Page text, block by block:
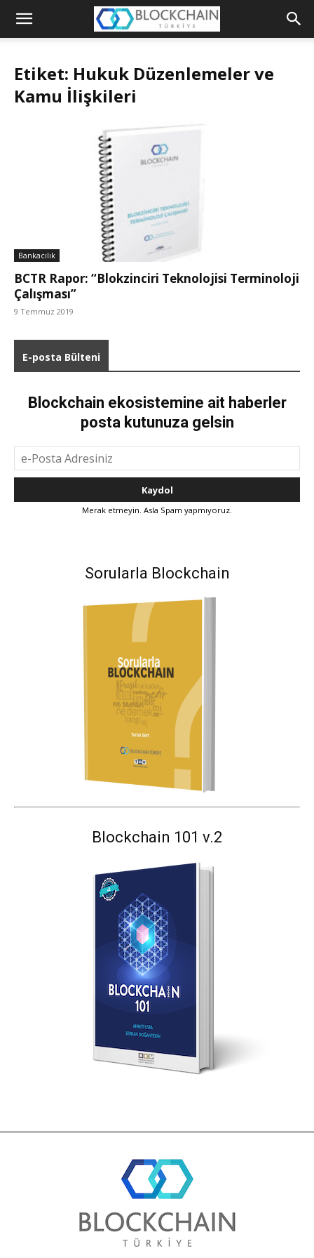
Blockchain
Etiket: Hukuk Düzenlemeler ve
Kamu İlişkileri
Bankacılık
BCTR Rapor: “Blokzinciri Teknolojisi Terminoloji
Çalışması”
9 Temmuz 2019
E-posta Bülteni
Blockchain ekosistemine ait haberler
posta kutunuza gelsin
Merak etmeyin. Asla Spam yapmıyoruz.
Sorularla Blockchain
Blockchain 101 v.2